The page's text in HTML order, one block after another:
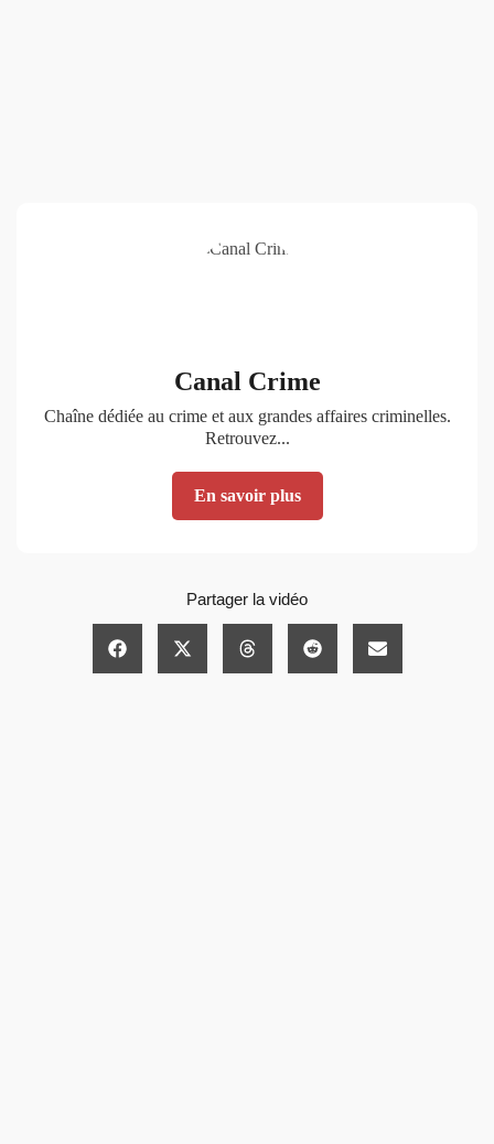
Canal Crime
Chaîne dédiée au crime et aux grandes affaires criminelles.
Retrouvez...
En savoir plus
Partager la vidéo